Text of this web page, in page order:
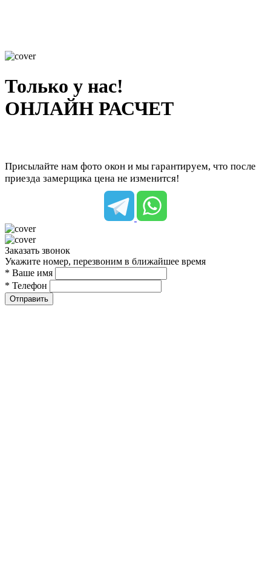
Только у нас!
ОНЛАЙН РАСЧЕТ
Присылайте нам фото окон и мы гарантируем, что после
приезда замерщика цена не изменится!
Заказать звонок
Укажите номер, перезвоним в ближайшее время
* Ваше имя
* Телефон
Отправить